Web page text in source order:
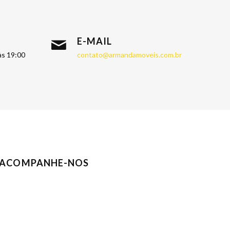
19:00
E-MAIL
contato@armandamoveis.com.br
NOS